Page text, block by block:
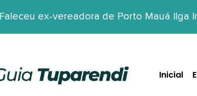
Faleceu ex-vereadora de Porto Mauá Ilga
Inicial